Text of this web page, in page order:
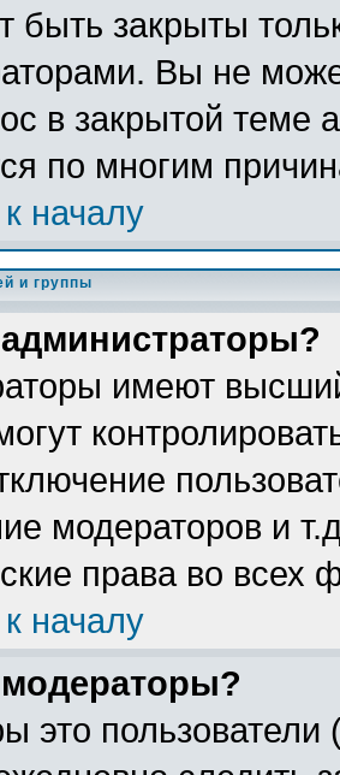
быть закрыты
Вы не
в закрытой теме
по многим
началу
и группы
администраторы?
имеют
модераторов и
права во всех
началу
модераторы?
это пользователи